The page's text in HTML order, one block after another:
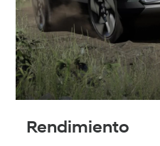
Rendimiento